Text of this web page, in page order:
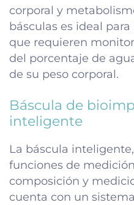
corporal y
básculas es ideal
que requieren
del porcentaje de
de su peso corporal.
Báscula de
inteligente
La báscula
funciones de
composición y
cuenta con un